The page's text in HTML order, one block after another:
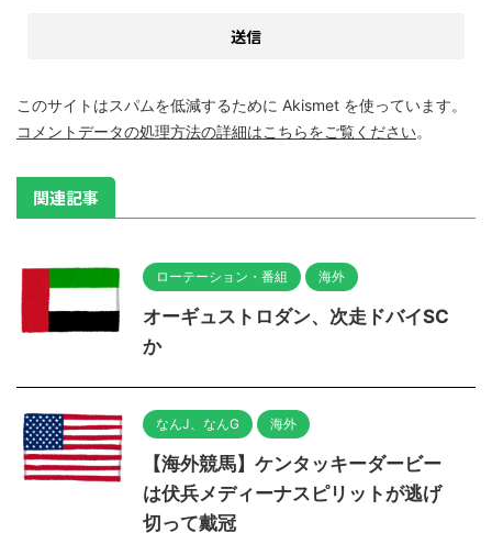
このサイトはスパムを低減するために Akismet を使っています。
コメントデータの処理方法の詳細はこちらをご覧ください。
関連記事
ローテーション・番組 海外
オーギュストロダン、次走ドバイSC
か
なんJ、なんG 海外
【海外競馬】ケンタッキーダービー
は伏兵メディーナスピリットが逃げ
切って戴冠